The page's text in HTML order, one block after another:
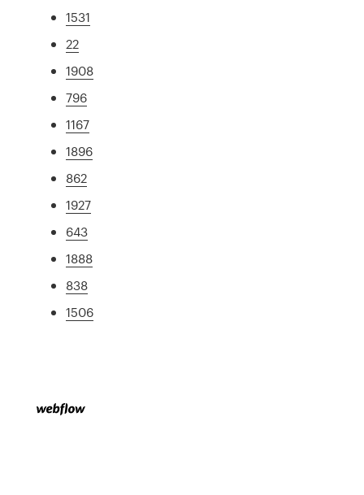
1531
22
1908
796
1167
1896
862
1927
643
1888
838
1506